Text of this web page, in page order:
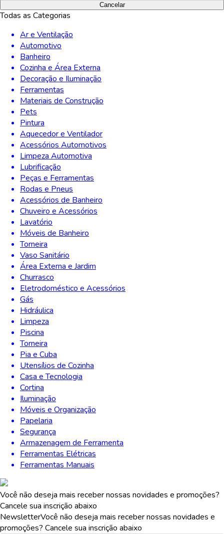
Cancelar
Todas as Categorias
Ar e Ventilação
Automotivo
Banheiro
Cozinha e Área Externa
Decoração e Iluminação
Ferramentas
Materiais de Construção
Pets
Pintura
Aquecedor e Ventilador
Acessórios Automotivos
Limpeza Automotiva
Lubrificação
Peças e Ferramentas
Rodas e Pneus
Acessórios de Banheiro
Chuveiro e Acessórios
Lavatório
Móveis de Banheiro
Torneira
Vaso Sanitário
Área Externa e Jardim
Churrasco
Eletrodoméstico e Acessórios
Gás
Hidráulica
Limpeza
Piscina
Torneira
Pia e Cuba
Utensílios de Cozinha
Casa e Tecnologia
Cortina
Iluminação
Móveis e Organização
Papelaria
Segurança
Armazenagem de Ferramenta
Ferramentas Elétricas
Ferramentas Manuais
Você não deseja mais receber nossas novidades e promoções?
Cancele sua inscrição abaixo
NewsletterVocê não deseja mais receber nossas novidades e
promoções? Cancele sua inscrição abaixo